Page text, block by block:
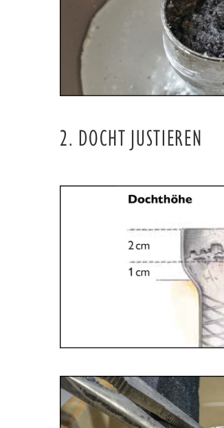
2. DOCHT JUSTIEREN